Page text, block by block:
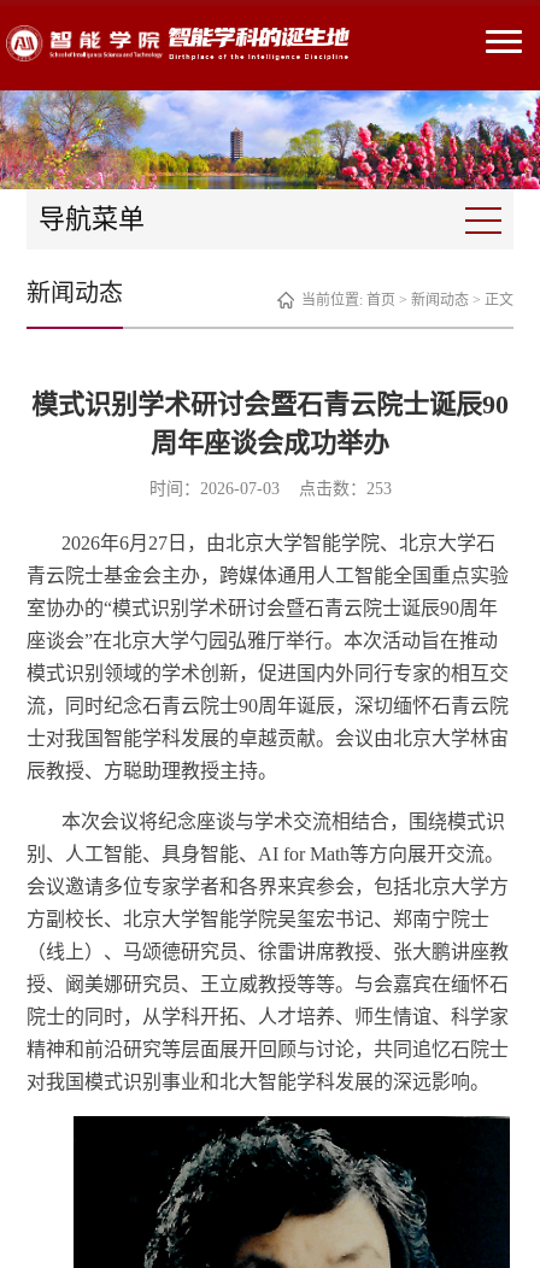
导航菜单
当前位置: 首页 > 新闻动态> 正文
新闻动态
模式识别学术研讨会暨石青云院士诞辰90
周年座谈会成功举办
时间：2026-07-03 点击数： 253
2026年6月27日，由北京大学智能学院、北京大学石
青云院士基金会主办，跨媒体通用人工智能全国重点实验
室协办的“模式识别学术研讨会暨石青云院士诞辰90周年
座谈会”在北京大学勺园弘雅厅举行。本次活动旨在推动
模式识别领域的学术创新，促进国内外同行专家的相互交
流，同时纪念石青云院士90周年诞辰，深切缅怀石青云院
士对我国智能学科发展的卓越贡献。会议由北京大学林宙
辰教授、方聪助理教授主持。
本次会议将纪念座谈与学术交流相结合，围绕模式识
别、人工智能、具身智能、 AI for Math等方向展开交流。
会议邀请多位专家学者和各界来宾参会，包括北京大学方
方副校长、北京大学智能学院吴玺宏书记、郑南宁院士
（线上）、马颂德研究员、徐雷讲席教授、张大鹏讲座教
授、阚美娜研究员、王立威教授等等。与会嘉宾在缅怀石
院士的同时，从学科开拓、人才培养、师生情谊、科学家
精神和前沿研究等层面展开回顾与讨论，共同追忆石院士
对我国模式识别事业和北大智能学科发展的深远影响。